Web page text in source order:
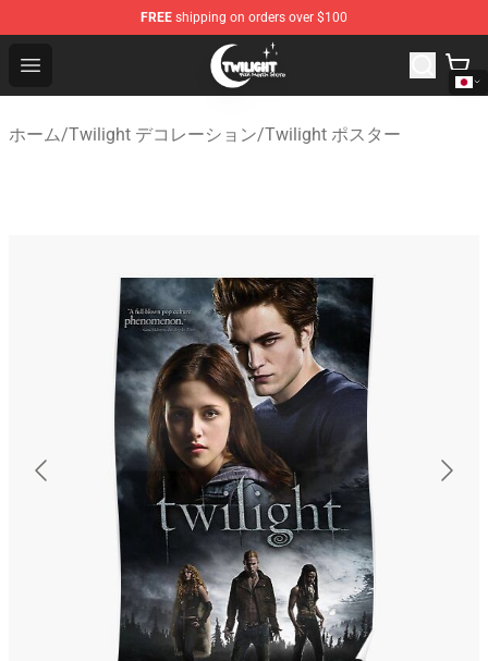
FREE shipping on orders over $100
Open menu
Twilight Store - Official Twilight Merchandise Shop
ホーム/Twilight デコレーション/Twilight ポスター